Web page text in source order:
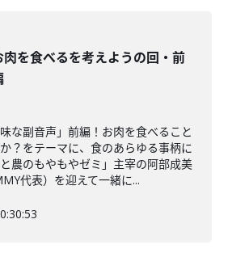
肉を食べるを考えようの回・前
な副音声」前編！お肉を食べること
？をテーマに、食のあらゆる事柄に
農のもやもやゼミ」主宰の阿部成美
代表）を迎えて一緒に...